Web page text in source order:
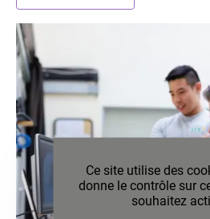
Ce site utilise des
donne le contrôle sur
souhaitez